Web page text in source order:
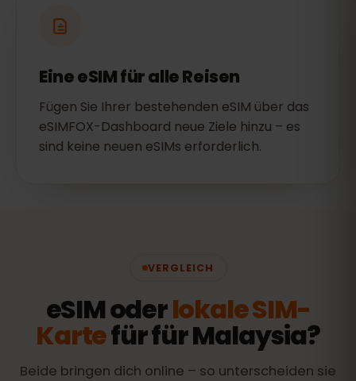
Eine eSIM für alle Reisen
Fügen Sie Ihrer bestehenden eSIM über das
eSIMFOX-Dashboard neue Ziele hinzu – es
sind keine neuen eSIMs erforderlich.
VERGLEICH
eSIM oderlokale SIM-
Kartefür für Malaysia?
Beide bringen dich online – so unterscheiden sie